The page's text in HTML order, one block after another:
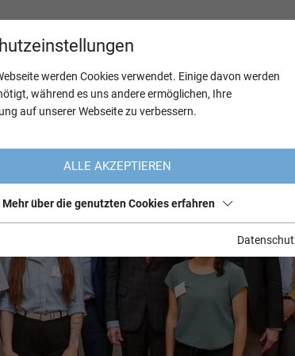
werden Cookies verwendet. Einige davon werden
während es uns andere ermöglichen, Ihre
auf unserer Webseite zu verbessern.
ALLE AKZEPTIEREN
Mehr über die genutzten Cookies erfahren